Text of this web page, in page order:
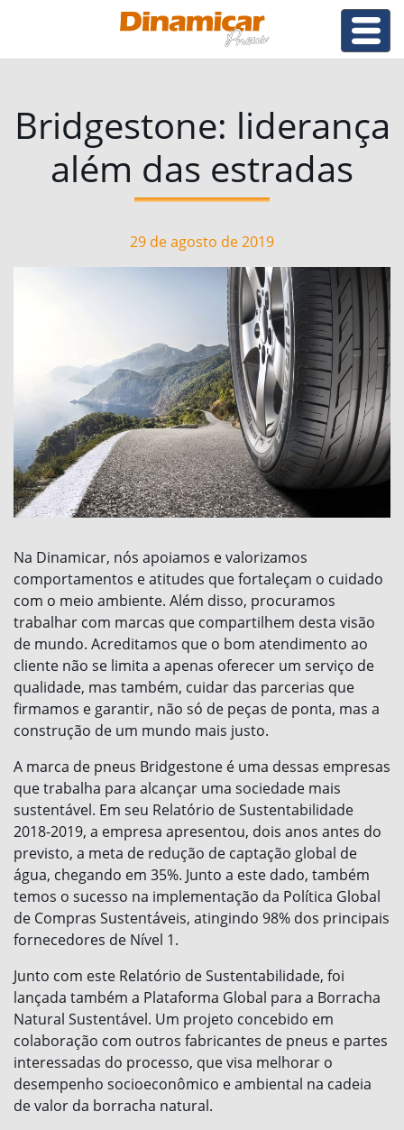
Bridgestone: liderança
além das estradas
29 de agosto de 2019
Na Dinamicar, nós apoiamos e valorizamos
comportamentos e atitudes que fortaleçam o cuidado
com o meio ambiente. Além disso, procuramos
trabalhar com marcas que compartilhem desta visão
de mundo. Acreditamos que o bom atendimento ao
cliente não se limita a apenas oferecer um serviço de
qualidade, mas também, cuidar das parcerias que
firmamos e garantir, não só de peças de ponta, mas a
construção de um mundo mais justo.
A marca de pneus Bridgestone é uma dessas empresas
que trabalha para alcançar uma sociedade mais
sustentável. Em seu Relatório de Sustentabilidade
2018-2019, a empresa apresentou, dois anos antes do
previsto, a meta de redução de captação global de
água, chegando em 35%. Junto a este dado, também
temos o sucesso na implementação da Política Global
de Compras Sustentáveis, atingindo 98% dos principais
fornecedores de Nível 1.
Junto com este Relatório de Sustentabilidade, foi
lançada também a Plataforma Global para a Borracha
Natural Sustentável. Um projeto concebido em
colaboração com outros fabricantes de pneus e partes
interessadas do processo, que visa melhorar o
desempenho socioeconômico e ambiental na cadeia
de valor da borracha natural.